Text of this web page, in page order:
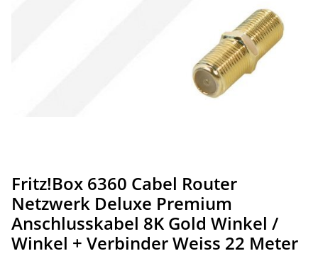
Fritz!Box 6360 Cabel Router
Netzwerk Deluxe Premium
Anschlusskabel 8K Gold Winkel /
Winkel + Verbinder Weiss 22 Meter